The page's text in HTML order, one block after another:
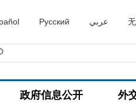
Русский عربي
政府信息公开 外